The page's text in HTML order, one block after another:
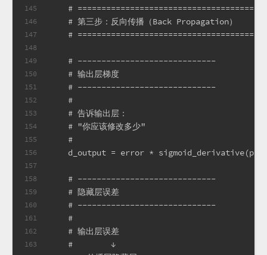
145
146
147
148
149
150
151
152
153
154
155
156
157
158
159
160
161
162
163
#
    # 第三步：反向传播（Back Propagation）
#
    # -----------------------------
    # 输出层梯度
    # -----------------------------
    #
    # 告诉输出层：
    # "你应该修改多少"
    #
d_output = error *
    # -----------------------------
    # 隐藏层误差
    # -----------------------------
    #
    # 输出层误差
    #        ↓